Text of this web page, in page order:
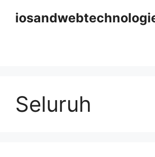
Seluruh